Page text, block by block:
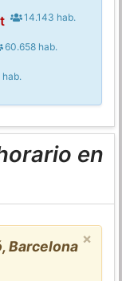
14.143 hab.
60.658 hab.
en
×
Barcelona